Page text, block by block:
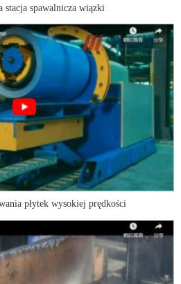
stacja spawalnicza wiązki
płytek wysokiej prędkości